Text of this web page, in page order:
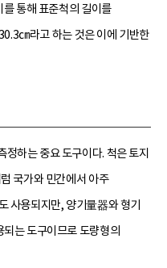
통해 표준척의 길이를
㎝라고 하는 것은 이에 기반한
정하는 중요 도구이다. 척은 토지
국가와 민간에서 아주
사용되지만, 양기量器와 형기
는 도구이므로 도량형의